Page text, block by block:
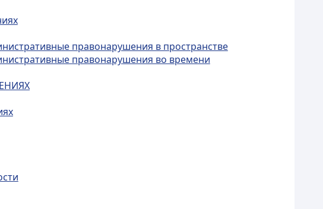
правонарушения в пространстве
правонарушения во времени